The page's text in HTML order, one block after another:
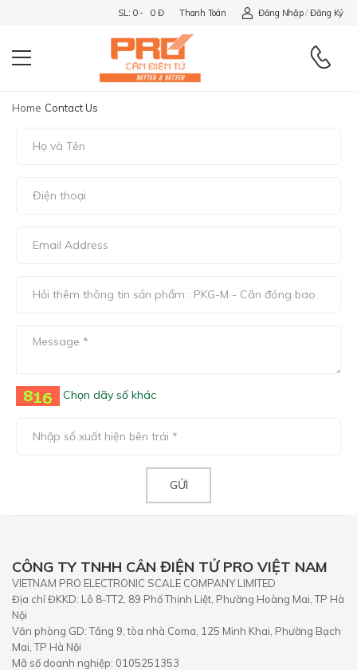
SL: 0 - 0 Đ Thanh Toán Đăng Nhập / Đăng Ký
Home Contact Us
Chọn dãy số khác
CÔNG TY TNHH CÂN ĐIỆN TỬ PRO VIỆT NAM
VIETNAM PRO ELECTRONIC SCALE COMPANY LIMITED
Địa chỉ ĐKKD: Lô 8-TT2, 89 Phố Thịnh Liệt, Phường Hoàng Mai, TP Hà
Nội
Văn phòng GD: Tầng 9, tòa nhà Coma, 125 Minh Khai, Phường Bạch
Mai, TP Hà Nội
Mã số doanh nghiệp: 0105251353